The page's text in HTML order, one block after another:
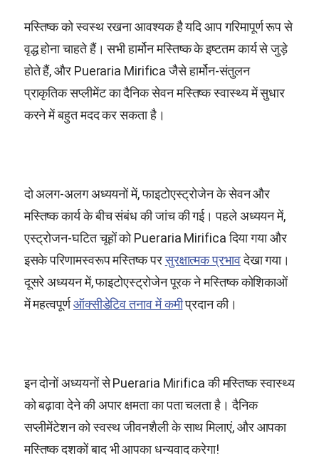
मस्तिष्क को स्वस्थ रखना आवश्यक है यदि आप गरिमापूर्ण रूप से
वृद्ध होना चाहते हैं। सभी हार्मोन मस्तिष्क के इष्टतम कार्य से जुड़े
होते हैं, और Pueraria Mirificaजैसे हार्मोन-संतुलन
प्राकृतिक सप्लीमेंट का दैनिक सेवन मस्तिष्क स्वास्थ्य में सुधार
करने में बहुत मदद कर सकता है।
दो अलग-अलग अध्ययनों में, फाइटोएस्ट्रोजेन के सेवन और
मस्तिष्क कार्य के बीच संबंध की जांच की गई। पहले अध्ययन में,
एस्ट्रोजन-घटित चूहों कोPueraria Mirificaदिया गया और
इसके परिणामस्वरूप मस्तिष्क परसुरक्षात्मक प्रभावदेखा गया।
दूसरे अध्ययन में, फाइटोएस्ट्रोजेन पूरक ने मस्तिष्क कोशिकाओं
में महत्वपूर्णऑक्सीडेटिव तनाव में कमीप्रदान की।
इन दोनों अध्ययनों सेPueraria Mirificaकी मस्तिष्क स्वास्थ्य
को बढ़ावा देने की अपार क्षमता का पता चलता है। दैनिक
सप्लीमेंटेशन को स्वस्थ जीवनशैली के साथ मिलाएं, और आपका
मस्तिष्क दशकों बाद भी आपका धन्यवाद करेगा!